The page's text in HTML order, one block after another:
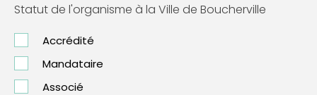
Statut de l'organisme à la Ville de Boucherville
Accrédité
Mandataire
Associé